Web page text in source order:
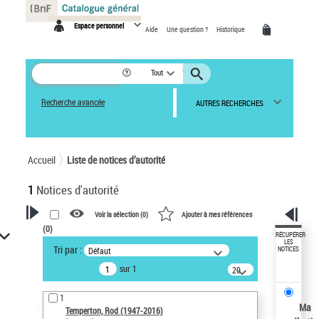
Espace personnel Aide Une question ? Historique
Tout
Recherche avancée AUTRES RECHERCHES
Accueil Liste de notices d’autorité
1 Notices d'autorité
VOTRE RECHERCHE
Recherche avancée dans les
notices d’autorité
Œuvres liées à l'auteur :
Temperton, Rod (1947-2016)
Voir la sélection (0) Ajouter à mes références
(0)
Tri par : Défaut
sur 1
20
résultats/page
1
Temperton, Rod (1947-2016)
RÉCUPÉRER
LES
NOTICES
Ma
Panneau de gestion des cookies